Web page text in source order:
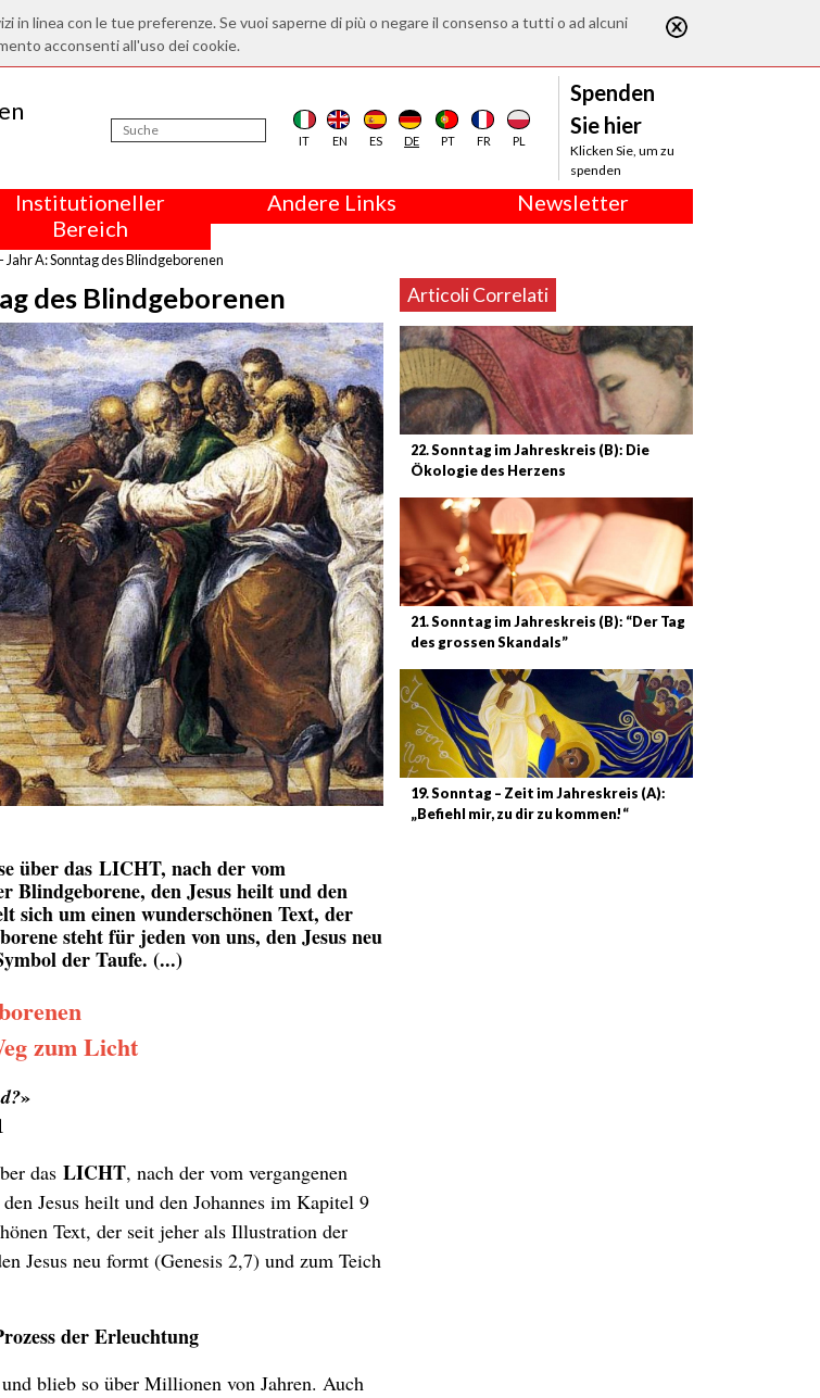
linea con le tue preferenze. Se vuoi saperne di più o negare il consenso a tutti o ad alcuni
acconsenti all'uso dei cookie.
IT EN ES DE PT FR PL
Spenden
Sie hier
Klicken Sie, um zu
spenden
Institutioneller
Bereich
Andere Links Newsletter
Jahr A: Sonntag des Blindgeborenen
des Blindgeborenen Articoli Correlati
22. Sonntag im Jahreskreis (B): Die
Ökologie des Herzens
21. Sonntag im Jahreskreis (B): “Der Tag
des grossen Skandals”
19. Sonntag – Zeit im Jahreskreis (A):
„Befiehl mir, zu dir zu kommen!“
über das LICHT, nach der vom
Blindgeborene, den Jesus heilt und den
sich um einen wunderschönen Text, der
steht für jeden von uns, den Jesus neu
der Taufe. (...)
zum Licht
»
das LICHT, nach der vom vergangenen
Jesus heilt und den Johannes im Kapitel 9
Text, der seit jeher als Illustration der
Jesus neu formt (Genesis 2,7) und zum Teich
der Erleuchtung
blieb so über Millionen von Jahren. Auch